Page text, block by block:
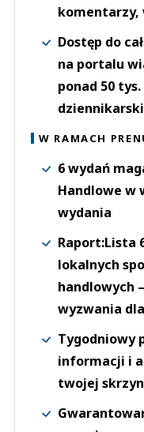
komentarzy,
Dostęp do
na portalu
ponad 50
W RAMACH
6 wydań
Handlowe w
wydania
Raport:Lista
lokalnych
handlowych
wyzwania
Tygodniowy
informacji i
twojej